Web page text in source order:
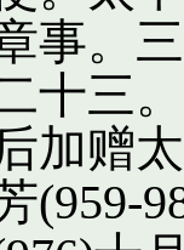
事。
十三
加赠
(959-